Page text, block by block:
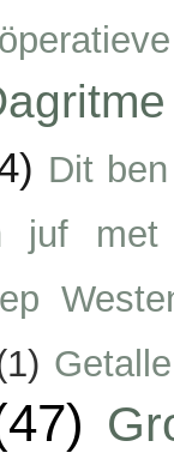
Dit
juf met